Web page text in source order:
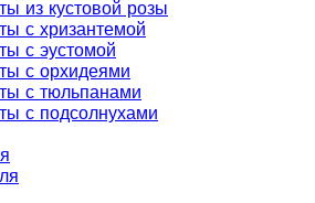
из кустовой розы
с хризантемой
с эустомой
с орхидеями
с тюльпанами
с подсолнухами